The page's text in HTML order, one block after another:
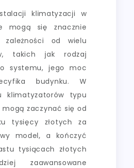
klimatyzacji w
mogą się znacznie
od wielu
takich jak rodzaj
systemu, jego moc
budynku. W
klimatyzatorów typu
zaczynać się od
tysięcy złotych za
model, a kończyć
tysiącach złotych
zaawansowane